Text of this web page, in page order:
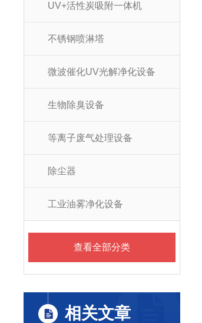
UV+活性炭吸附一体机
不锈钢喷淋塔
微波催化UV光解净化设备
生物除臭设备
等离子废气处理设备
除尘器
工业油雾净化设备
查看全部分类
相关文章